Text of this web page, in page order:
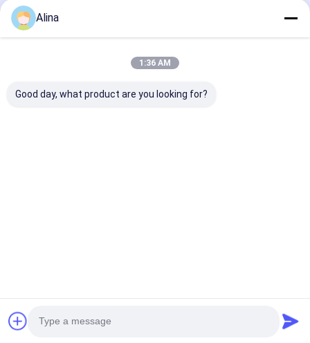
Alina
1:36 AM
Good day, what product are you looking for?